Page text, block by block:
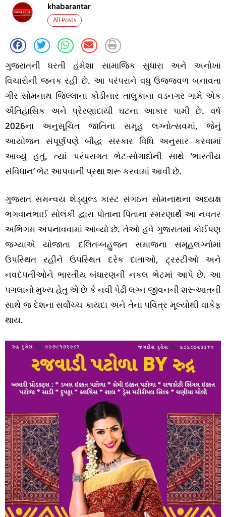
khabarantar
All Posts
ગુજરાતની ધરતી હંમેશા સામાજિક સુધારા અને અનોખા
વિચારોની જનક રહી છે. આ પરંપરાને વધુ ઉજ્જવળ બનાવતા
ગીર સોમનાથ જિલ્લાના કોડીનાર તાલુકાના વડનગર ગામે એક
ઐતિહાસિક અને પ્રેરણાદાયી ઘટના આકાર પામી છે. વર્ષ
2026ના અનુસૂચિત જાતિના સમૂહ લગ્નોત્સવમાં, જેનું
આયોજન સંપૂર્ણપણે બૌદ્ધ સંસ્કાર વિધિ અનુસાર કરવામાં
આવ્યું હતું, ત્યાં પરંપરાગત ભેટ-સોગાદોની સાથે ‘ભારતીય
સંવિધાન’ ભેટ આપવાની પ્રથા શરૂ કરવામાં આવી છે.
ગુજરાત સમન્વય શેડ્યુલ્ડ કાસ્ટ સંગઠન સોમનાથના અધ્યક્ષ
ભગવાનભાઈ સોલંકી દ્વારા પોતાના પિતાના સ્મરણાર્થે આ નવતર
અભિગમ અપનાવવામાં આવ્યો છે. તેઓ હવે ગુજરાતમાં કોઈપણ
જગ્યાએ યોજાતા દલિત-બહુજન સમાજના સમૂહલગ્નોમાં
ઉપસ્થિત રહીને ઉપસ્થિત દરેક દાતાઓ, ટ્રસ્ટીઓ અને
નવદંપતીઓને ભારતીય બંધારણની નકલ ભેટમાં આપે છે. આ
પગલાનો મુખ્ય હેતુ એ છે કે નવી પેઢી લગ્ન જીવનની શરૂઆતની
સાથે જ દેશના સર્વોચ્ચ કાયદા અને તેના પવિત્ર મૂલ્યોથી વાકેફ
થાય.